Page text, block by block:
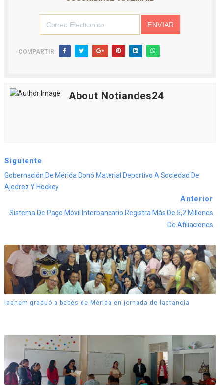
COMPARTIR:
About Notiandes24
Siguiente
Gobernación De Mérida Donó Material Deportivo A Sociedad De
Ajedrez Y Hockey
Anterior
Sistema De Pago Móvil Interbancario Registra Más De 5,2 Millones
De Afiliaciones
Iaanem graduó a bebés de Mérida en jornada de lactancia